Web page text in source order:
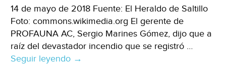
14 de mayo de 2018 Fuente: El Heraldo de Saltillo
Foto: commons.wikimedia.org El gerente de
PROFAUNA AC, Sergio Marines Gómez, dijo que a
raíz del devastador incendio que se registró …
Seguir leyendo Coahuila:
→